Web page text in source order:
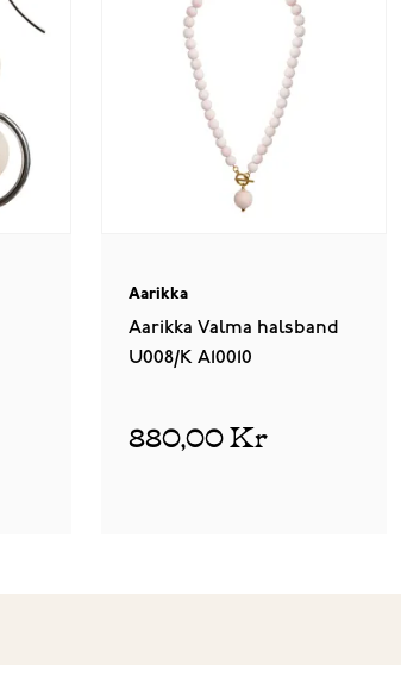
Aarikka
Aarikka Valma halsband
U008/K A10010
880,00 Kr